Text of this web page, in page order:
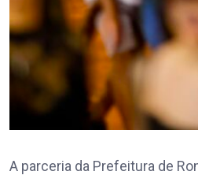
A parceria da Prefeitura de